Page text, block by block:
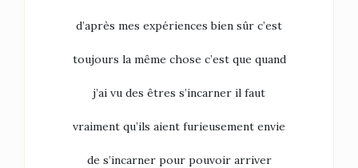
d’après mes expériences bien sûr c’est
toujours la même chose c’est que quand
j’ai vu des êtres s’incarner il faut
vraiment qu’ils aient furieusement envie
de s’incarner pour pouvoir arriver